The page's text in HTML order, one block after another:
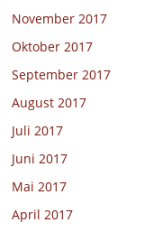
November 2017
Oktober 2017
September 2017
August 2017
Juli 2017
Juni 2017
Mai 2017
April 2017